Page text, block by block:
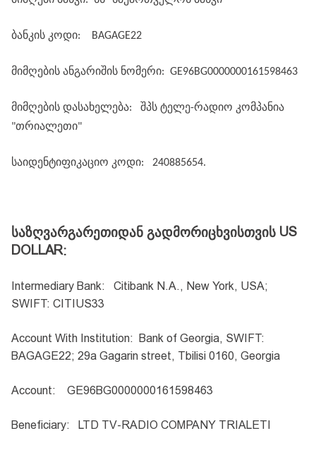
ბანკის კოდი: BAGAGE22
მიმღების ანგარიშის ნომერი: GE96BG0000000161598463
მიმღების დასახელება:
შპს ტელე-რადიო კომპანია
"თრიალეთი"
საიდენტიფიკაციო კოდი: 240885654.
საზღვარგარეთიდან გადმორიცხვისთვის US
DOLLAR:
Intermediary Bank:
Citibank N.A., New York, USA;
SWIFT: CITIUS33
Account With Institution: Bank of Georgia, SWIFT:
BAGAGE22; 29a Gagarin street, Tbilisi 0160, Georgia
Account: GE96BG0000000161598463
Beneficiary: LTD TV-RADIO COMPANY TRIALETI